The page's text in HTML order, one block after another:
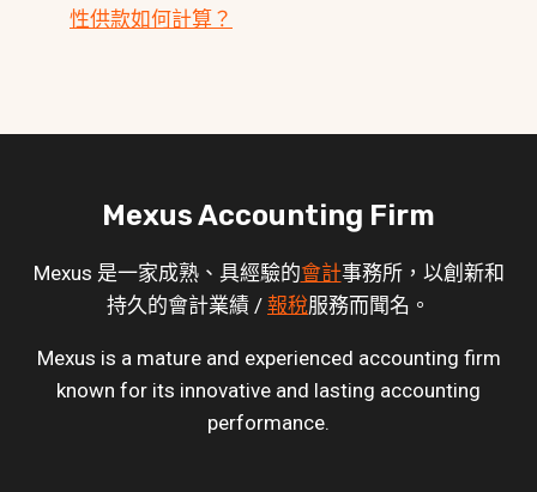
性供款如何計算？
Mexus Accounting Firm
Mexus 是一家成熟、具經驗的會計事務所，以創新和
持久的會計業績 / 報稅服務而聞名。
Mexus is a mature and experienced accounting firm
known for its innovative and lasting accounting
performance.